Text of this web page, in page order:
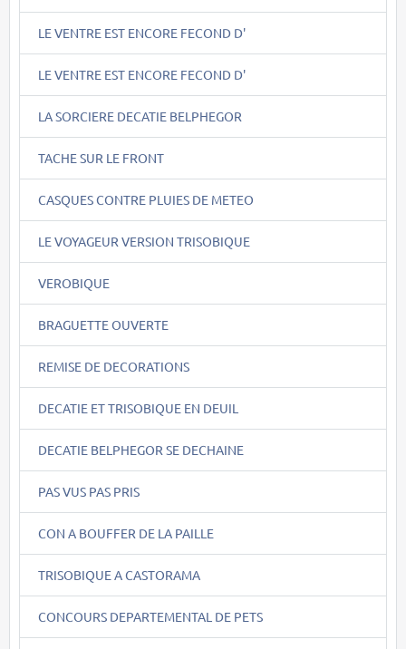
LE VENTRE EST ENCORE FECOND D'
LE VENTRE EST ENCORE FECOND D'
LA SORCIERE DECATIE BELPHEGOR
TACHE SUR LE FRONT
CASQUES CONTRE PLUIES DE METEO
LE VOYAGEUR VERSION TRISOBIQUE
VEROBIQUE
BRAGUETTE OUVERTE
REMISE DE DECORATIONS
DECATIE ET TRISOBIQUE EN DEUIL
DECATIE BELPHEGOR SE DECHAINE
PAS VUS PAS PRIS
CON A BOUFFER DE LA PAILLE
TRISOBIQUE A CASTORAMA
CONCOURS DEPARTEMENTAL DE PETS